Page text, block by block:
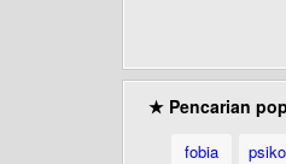
★ Pencarian
fobia